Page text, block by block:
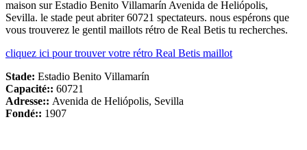
maison sur Estadio Benito Villamarín Avenida de Heliópolis,
Sevilla. le stade peut abriter 60721 spectateurs. nous espérons que
vous trouverez le gentil maillots rétro de Real Betis tu recherches.
cliquez ici pour trouver votre rétro Real Betis maillot
Stade: Estadio Benito Villamarín
Capacité:: 60721
Adresse:: Avenida de Heliópolis, Sevilla
Fondé:: 1907